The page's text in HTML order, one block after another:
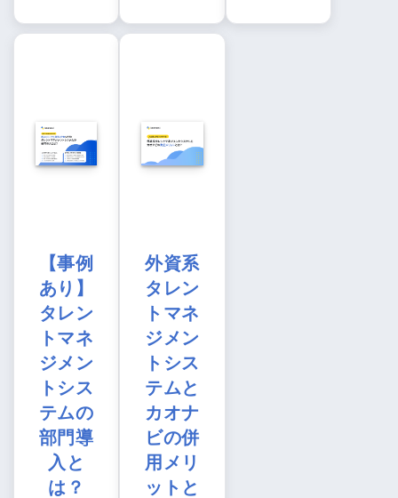
【事例
あり】
タレン
トマネ
ジメン
トシス
テムの
部門導
入と
は？
外資系
タレン
トマネ
ジメン
トシス
テムと
カオナ
ビの併
用メリ
ットと